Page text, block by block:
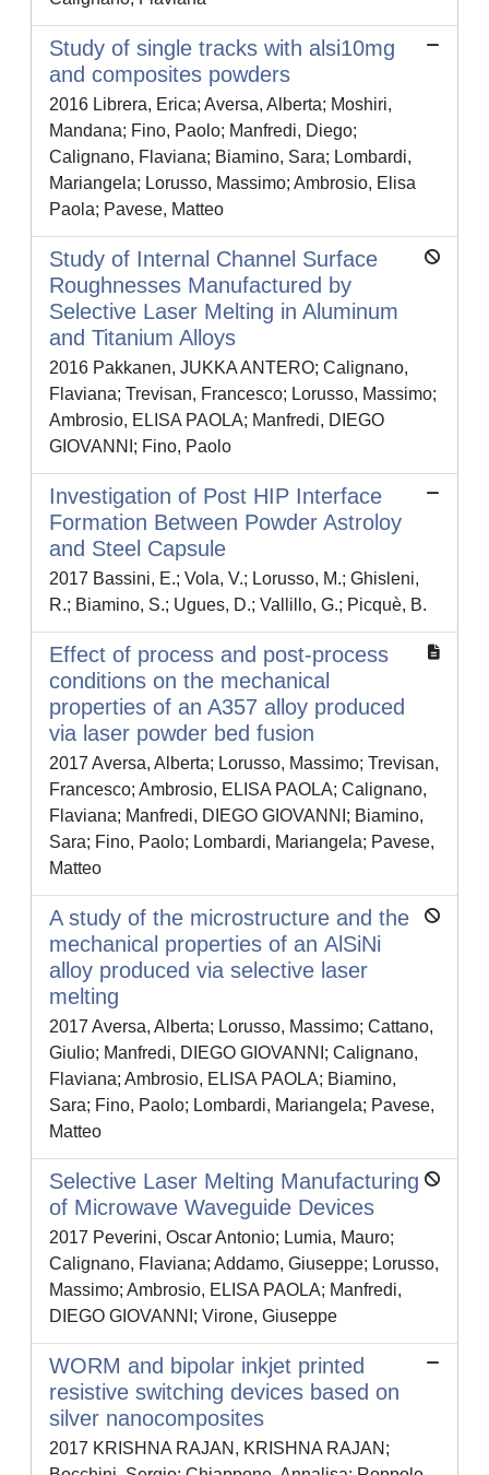
Study of single tracks with alsi10mg
and composites powders
2016 Librera, Erica; Aversa, Alberta; Moshiri,
Mandana; Fino, Paolo; Manfredi, Diego;
Calignano, Flaviana; Biamino, Sara; Lombardi,
Mariangela; Lorusso, Massimo; Ambrosio, Elisa
Paola; Pavese, Matteo
Study of Internal Channel Surface
Roughnesses Manufactured by
Selective Laser Melting in Aluminum
and Titanium Alloys
2016 Pakkanen, JUKKA ANTERO; Calignano,
Flaviana; Trevisan, Francesco; Lorusso, Massimo;
Ambrosio, ELISA PAOLA; Manfredi, DIEGO
GIOVANNI; Fino, Paolo
Investigation of Post HIP Interface
Formation Between Powder Astroloy
and Steel Capsule
2017 Bassini, E.; Vola, V.; Lorusso, M.; Ghisleni,
R.; Biamino, S.; Ugues, D.; Vallillo, G.; Picquè, B.
Effect of process and post-process
conditions on the mechanical
properties of an A357 alloy produced
via laser powder bed fusion
2017 Aversa, Alberta; Lorusso, Massimo; Trevisan,
Francesco; Ambrosio, ELISA PAOLA; Calignano,
Flaviana; Manfredi, DIEGO GIOVANNI; Biamino,
Sara; Fino, Paolo; Lombardi, Mariangela; Pavese,
Matteo
A study of the microstructure and the
mechanical properties of an AlSiNi
alloy produced via selective laser
melting
2017 Aversa, Alberta; Lorusso, Massimo; Cattano,
Giulio; Manfredi, DIEGO GIOVANNI; Calignano,
Flaviana; Ambrosio, ELISA PAOLA; Biamino,
Sara; Fino, Paolo; Lombardi, Mariangela; Pavese,
Matteo
Selective Laser Melting Manufacturing
of Microwave Waveguide Devices
2017 Peverini, Oscar Antonio; Lumia, Mauro;
Calignano, Flaviana; Addamo, Giuseppe; Lorusso,
Massimo; Ambrosio, ELISA PAOLA; Manfredi,
DIEGO GIOVANNI; Virone, Giuseppe
WORM and bipolar inkjet printed
resistive switching devices based on
silver nanocomposites
2017 KRISHNA RAJAN, KRISHNA RAJAN;